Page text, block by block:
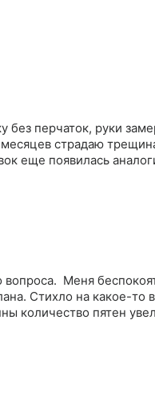
без перчаток, руки
страдаю
еще появилась
Меня
Стихло на какое-то
количество пятен